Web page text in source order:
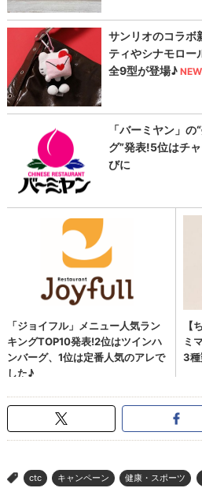
> ctc キャンペーン 健康・スポーツ